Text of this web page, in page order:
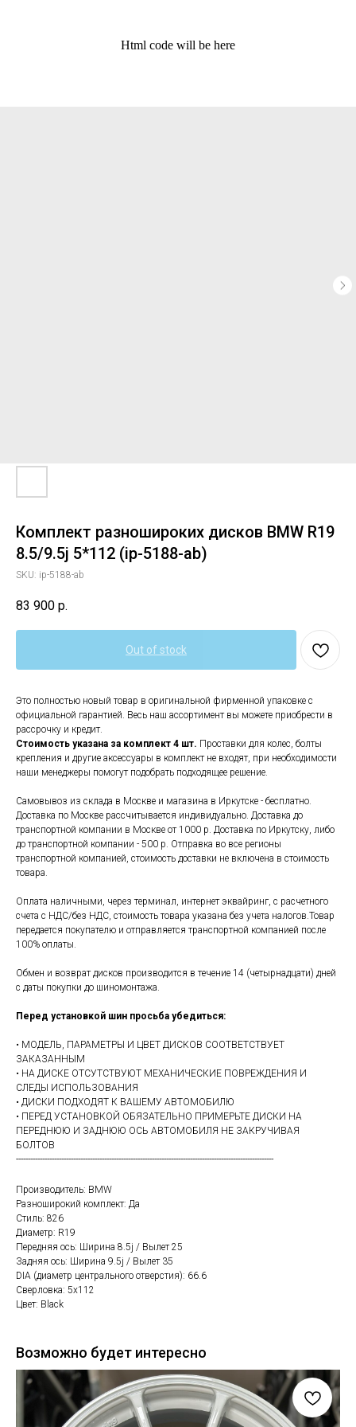
Html code will be here
Комплект разношироких дисков BMW R19
8.5/9.5j 5*112 (ip-5188-ab)
SKU: ip-5188-ab
83 900 р.
Out of stock
Это полностью новый товар в оригинальной фирменной упаковке с
официальной гарантией. Весь наш ассортимент вы можете приобрести в
рассрочку и кредит.
Стоимость указана за комплект 4 шт. Проставки для колес, болты
крепления и другие аксессуары в комплект не входят, при необходимости
наши менеджеры помогут подобрать подходящее решение.
Самовывоз из склада в Москве и магазина в Иркутске - бесплатно.
Доставка по Москве рассчитывается индивидуально. Доставка до
транспортной компании в Москве от 1000 р. Доставка по Иркутску, либо
до транспортной компании - 500 р. Отправка во все регионы
транспортной компанией, стоимость доставки не включена в стоимость
товара.
Оплата наличными, через терминал, интернет эквайринг, с расчетного
счета с НДС/без НДС, стоимость товара указана без учета налогов.Товар
передается покупателю и отправляется транспортной компанией после
100% оплаты.
Обмен и возврат дисков производится в течение 14 (четырнадцати) дней
с даты покупки до шиномонтажа.
Перед установкой шин просьба убедиться:
• МОДЕЛЬ, ПАРАМЕТРЫ И ЦВЕТ ДИСКОВ СООТВЕТСТВУЕТ
ЗАКАЗАННЫМ
• НА ДИСКЕ ОТСУТСТВУЮТ МЕХАНИЧЕСКИЕ ПОВРЕЖДЕНИЯ И
СЛЕДЫ ИСПОЛЬЗОВАНИЯ
• ДИСКИ ПОДХОДЯТ К ВАШЕМУ АВТОМОБИЛЮ
• ПЕРЕД УСТАНОВКОЙ ОБЯЗАТЕЛЬНО ПРИМЕРЬТЕ ДИСКИ НА
ПЕРЕДНЮЮ И ЗАДНЮЮ ОСЬ АВТОМОБИЛЯ НЕ ЗАКРУЧИВАЯ
БОЛТОВ
------------------------------------------------------------------------------------------------------------
Производитель: BMW
Разноширокий комплект: Да
Стиль: 826
Диаметр: R19
Передняя ось: Ширина 8.5j / Вылет 25
Задняя ось: Ширина 9.5j / Вылет 35
DIA (диаметр центрального отверстия): 66.6
Сверловка: 5х112
Цвет: Black
Возможно будет интересно